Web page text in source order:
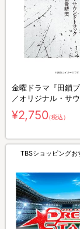
金曜ドラマ『田鎖ブ
／オリジナル・サ
ク／CD
¥2,750（税込）
TBSショッピングお